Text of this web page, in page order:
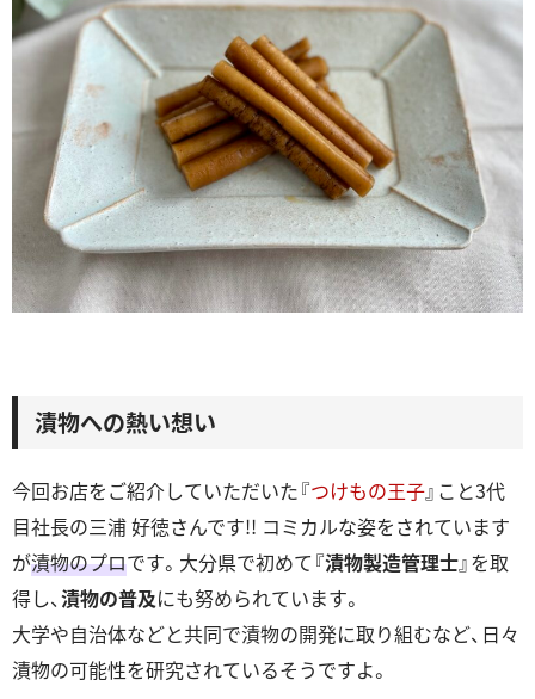
漬物への熱い想い
今回お店をご紹介していただいた『つけもの王子』こと3代
目社長の三浦 好徳さんです!! コミカルな姿をされています
が漬物のプロです。大分県で初めて『漬物製造管理士』を取
得し、漬物の普及にも努められています。
大学や自治体などと共同で漬物の開発に取り組むなど、日々
漬物の可能性を研究されているそうですよ。